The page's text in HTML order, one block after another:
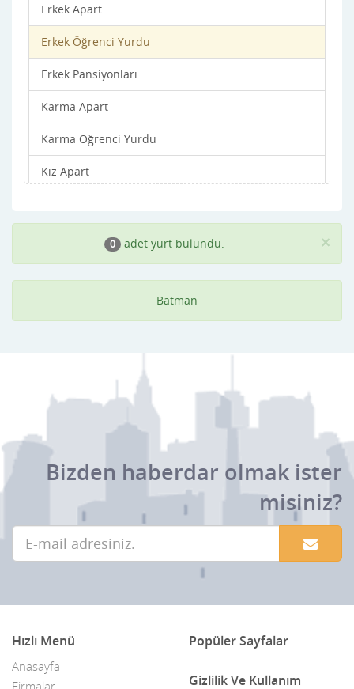
Erkek Apart
Erkek Öğrenci Yurdu
Erkek Pansiyonları
Karma Apart
Karma Öğrenci Yurdu
Kız Apart
Kız Pansiyonları ×
0 adet yurt bulundu.
Batman
Bizden haberdar olmak ister
misiniz?
Hızlı Menü
Anasayfa
Popüler Sayfalar
Gizlilik Ve Kullanım